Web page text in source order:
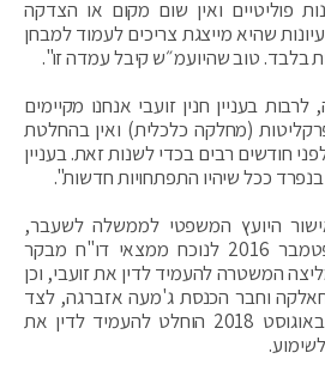
פוליטיים ואין שום מקום או הצדקה
שהיא מייצגת צריכים לעמוד למבחן
בלבד. טוב שהיועמ״ש קיבל עמדה זו".
בעניין חנין זועבי אנחנו מקיימים
(מחלקה כלכלית) ואין בהחלטת
חודשים רבים בכדי לשנות זאת. בעניין
ככל שיהיו התפתחויות חדשות".
היועץ המשפטי לממשלה לשעבר,
יהודה וינשטיין, כבר בספטמבר 2016 לנוכח ממצאי דו"ח מבקר
ובינואר 2018 המליצה המשטרה להעמיד לדין את זועבי, וכן
וחבר הכנסת ג'מעה אזברגה, לצד
בכירים נוספים במפלגה. באוגוסט 2018 הוחלט להעמיד לדין את